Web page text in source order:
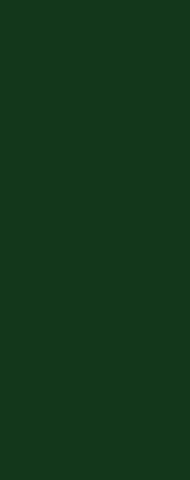
www.tiktok.com/
zu https://whatsapp.com/